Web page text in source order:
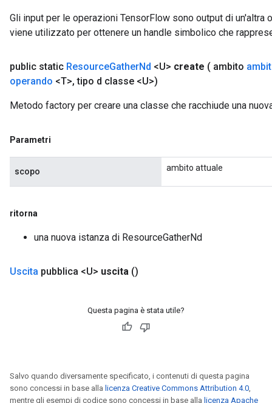
Gli input per le operazioni TensorFlow sono output di un'altra
viene utilizzato per ottenere un handle simbolico che
public static ResourceGatherNd <U> create ( ambito
operando <T>, tipo d classe <U>)
Metodo factory per creare una classe che racchiude una
Parametri
scopo ambito attuale
ritorna
una nuova istanza di ResourceGatherNd
Uscita pubblica <U> uscita ()
Questa pagina è stata utile?
Salvo quando diversamente specificato, i contenuti di questa pagina
sono concessi in base alla licenza Creative Commons Attribution 4.0,
mentre gli esempi di codice sono concessi in base alla licenza Apache